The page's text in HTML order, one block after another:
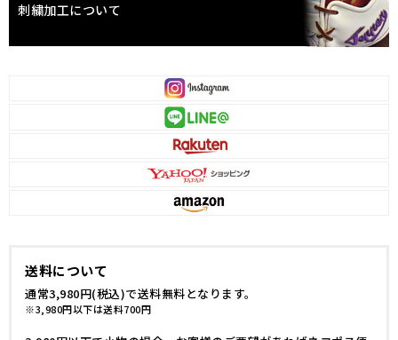
刺繍加工について
送料について
通常3,980円(税込)で送料無料となります。
※3,980円以下は送料700円